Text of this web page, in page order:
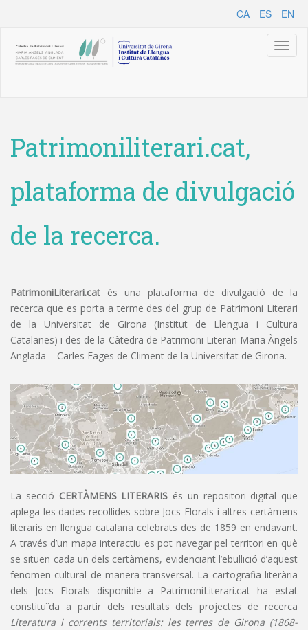
CA ES EN
Patrimoniliterari.cat,
plataforma de divulgació
de la recerca.
PatrimoniLiterari.cat és una plataforma de divulgació de la
recerca que es porta a terme des del grup de Patrimoni Literari
de la Universitat de Girona (Institut de Llengua i Cultura
Catalanes) i des de la Càtedra de Patrimoni Literari Maria Àngels
Anglada – Carles Fages de Climent de la Universitat de Girona.
La secció CERTÀMENS LITERARIS és un repositori digital que
aplega les dades recollides sobre Jocs Florals i altres certàmens
literaris en llengua catalana celebrats des de 1859 en endavant.
A través d’un mapa interactiu es pot navegar pel territori en què
se situen cada un dels certàmens, evidenciant l’ebullició d’aquest
fenomen cultural de manera transversal. La cartografia literària
dels Jocs Florals disponible a PatrimoniLiterari.cat ha estat
constituïda a partir dels resultats dels projectes de recerca
Literatura i corrents territorials: les terres de Girona (1868-